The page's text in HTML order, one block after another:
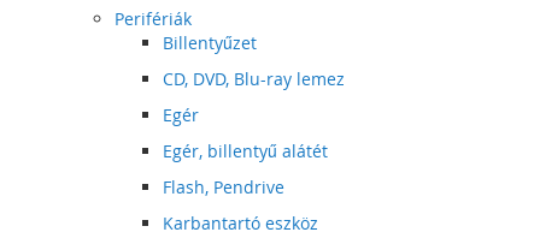
Perifériák
Billentyűzet
CD, DVD, Blu-ray lemez
Egér
Egér, billentyű alátét
Flash, Pendrive
Karbantartó eszköz